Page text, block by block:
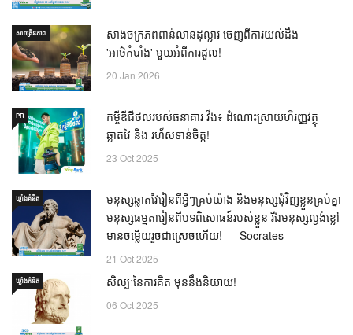
សហគ្រិនភាព
សាងចក្រភពពាន់លានដុល្លារ ចេញពីការយល់ដឹង
'អាថ៌កំបាំង' មួយអំពីការដួល!
20 Jan 2026
PR
កម្ចីឌីជីថលរបស់ធនាគារ វីង៖ ដំណោះស្រាយហិរញ្ញវត្ថុ
ឆ្លាតវៃ និង រហ័សទាន់ចិត្ត!
23 Oct 2025
ឃ្លាំង​គំនិត
មនុស្សឆ្លាតវៃរៀនពីអ្វីៗគ្រប់យ៉ាង និងមនុស្សជុំវិញខ្លួនគ្រប់គ្នា
មនុស្សធម្មតារៀនពីបទពិសោធន៍របស់ខ្លួន រីឯមនុស្សល្ងង់ខ្លៅ
មានចម្លើយរួចជាស្រេចហើយ! — Socrates
21 Oct 2025
ឃ្លាំង​គំនិត សិល្បៈនៃការគិត មុននឹងនិយាយ!
06 Oct 2025